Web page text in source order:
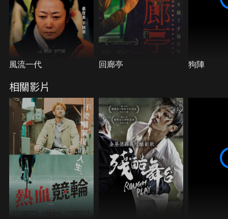
風流一代 回廊亭 狗陣
相關影片